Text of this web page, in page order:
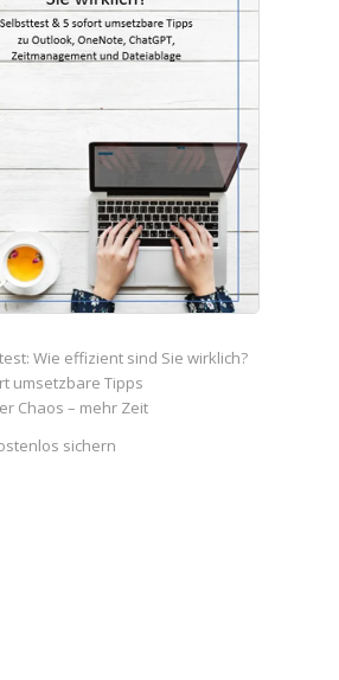
Wie effizient sind Sie wirklich?
umsetzbare Tipps
Chaos – mehr Zeit
sichern